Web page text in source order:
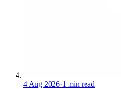
4 Aug 2026·1 min read